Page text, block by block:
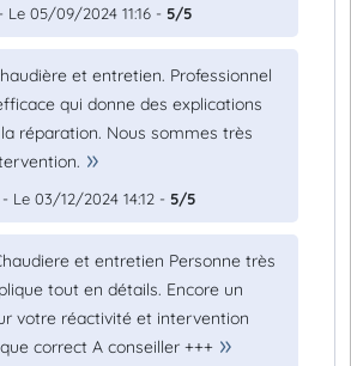
- Le 05/09/2024 11:16 - 5/5
et entretien. Professionnel
qui donne des explications
réparation. Nous sommes très
- Le 03/12/2024 14:12 - 5/5
et entretien Personne très
tout en détails. Encore un
votre réactivité et intervention
correct A conseiller +++